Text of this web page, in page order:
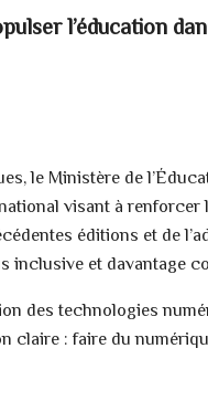
l’éducation
le Ministère de
visant à
éditions et de
inclusive et davantage
des technologies
: faire du